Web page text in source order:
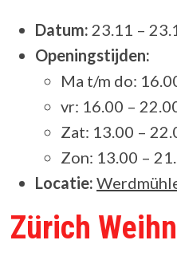
Datum: 23.11 –
Openingstijden:
Ma t/m do:
vr: 16.00 –
Zat: 13.00 –
Zon: 13.00 –
Locatie:
Zürich